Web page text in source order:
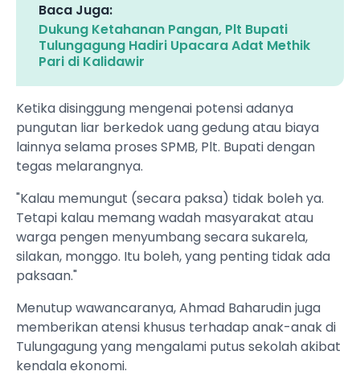
Baca Juga:
Dukung Ketahanan Pangan, Plt Bupati
Tulungagung Hadiri Upacara Adat Methik
Pari di Kalidawir
Ketika disinggung mengenai potensi adanya
pungutan liar berkedok uang gedung atau biaya
lainnya selama proses SPMB, Plt. Bupati dengan
tegas melarangnya.
"Kalau memungut (secara paksa) tidak boleh ya.
Tetapi kalau memang wadah masyarakat atau
warga pengen menyumbang secara sukarela,
silakan, monggo. Itu boleh, yang penting tidak ada
paksaan."
Menutup wawancaranya, Ahmad Baharudin juga
memberikan atensi khusus terhadap anak-anak di
Tulungagung yang mengalami putus sekolah akibat
kendala ekonomi.